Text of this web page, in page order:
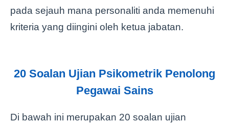
pada sejauh mana personaliti anda memenuhi
kriteria yang diingini oleh ketua jabatan.
20 Soalan Ujian Psikometrik Penolong
Pegawai Sains
Di bawah ini merupakan 20 soalan ujian